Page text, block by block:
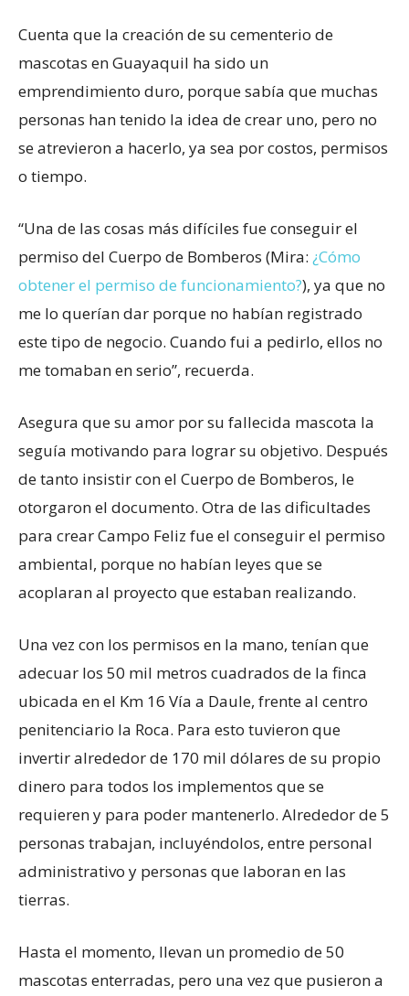
Cuenta que la creación de su cementerio de
mascotas en Guayaquil ha sido un
emprendimiento duro, porque sabía que muchas
personas han tenido la idea de crear uno, pero no
se atrevieron a hacerlo, ya sea por costos, permisos
o tiempo.
“Una de las cosas más difíciles fue conseguir el
permiso del Cuerpo de Bomberos (Mira: ¿Cómo
obtener el permiso de funcionamiento?), ya que no
me lo querían dar porque no habían registrado
este tipo de negocio. Cuando fui a pedirlo, ellos no
me tomaban en serio”, recuerda.
Asegura que su amor por su fallecida mascota la
seguía motivando para lograr su objetivo. Después
de tanto insistir con el Cuerpo de Bomberos, le
otorgaron el documento. Otra de las dificultades
para crear Campo Feliz fue el conseguir el permiso
ambiental, porque no habían leyes que se
acoplaran al proyecto que estaban realizando.
Una vez con los permisos en la mano, tenían que
adecuar los 50 mil metros cuadrados de la finca
ubicada en el Km 16 Vía a Daule, frente al centro
penitenciario la Roca. Para esto tuvieron que
invertir alrededor de 170 mil dólares de su propio
dinero para todos los implementos que se
requieren y para poder mantenerlo. Alrededor de 5
personas trabajan, incluyéndolos, entre personal
administrativo y personas que laboran en las
tierras.
Hasta el momento, llevan un promedio de 50
mascotas enterradas, pero una vez que pusieron a